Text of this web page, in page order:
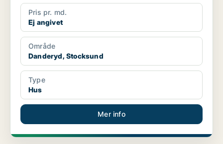
Pris pr. md.
Ej angivet
Område
Danderyd, Stocksund
Type
Hus
Mer info